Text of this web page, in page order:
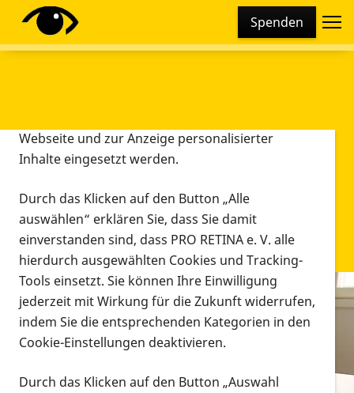
Spenden
Infomaterial
Infomaterial
Vorlesen
Diese Webseite setzt verschiedene Cookies und
Tracking-Tools ein. Dies beinhaltet Cookies und
Webseite und zur Anzeige personalisierter
Inhalte eingesetzt werden.
Durch das Klicken auf den Button „Alle
auswählen“ erklären Sie, dass Sie damit
einverstanden sind, dass PRO RETINA e. V. alle
hierdurch ausgewählten Cookies und Tracking-
Tools einsetzt. Sie können Ihre Einwilligung
jederzeit mit Wirkung für die Zukunft widerrufen,
indem Sie die entsprechenden Kategorien in den
Cookie-Einstellungen deaktivieren.
Durch das Klicken auf den Button „Auswahl